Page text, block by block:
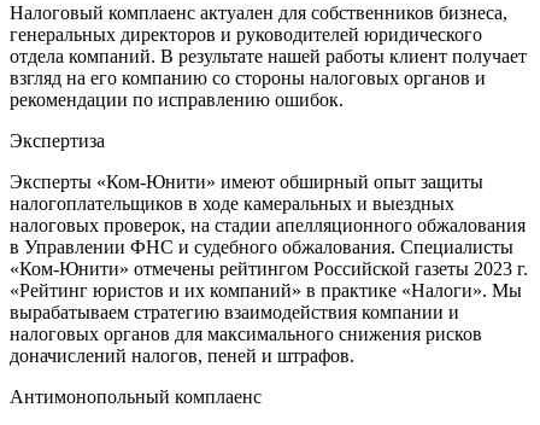
Налоговый комплаенс актуален для собственников бизнеса,
генеральных директоров и руководителей юридического
отдела компаний. В результате нашей работы клиент получает
взгляд на его компанию со стороны налоговых органов и
рекомендации по исправлению ошибок.
Экспертиза
Эксперты «Ком-Юнити» имеют обширный опыт защиты
налогоплательщиков в ходе камеральных и выездных
налоговых проверок, на стадии апелляционного обжалования
в Управлении ФНС и судебного обжалования. Специалисты
«Ком-Юнити» отмечены рейтингом Российской газеты 2023 г.
«Рейтинг юристов и их компаний» в практике «Налоги». Мы
вырабатываем стратегию взаимодействия компании и
налоговых органов для максимального снижения рисков
доначислений налогов, пеней и штрафов.
Антимонопольный комплаенс